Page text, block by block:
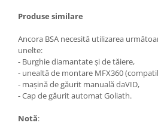
Produse similare
Ancora BSA necesită utilizarea
unelte:
- Burghie diamantate și de tăiere,
- unealtă de montare MFX360
- mașină de găurit manuală daVID,
- Cap de găurit automat Goliath.
Notă: